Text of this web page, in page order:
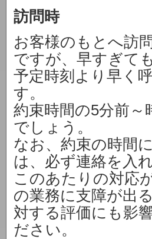
訪問時
お客様のもとへ訪
ですが、早すぎて
予定時刻より早く
す。
約束時間の5分前
でしょう。
なお、約束の時間
は、必ず連絡を入
このあたりの対応
の業務に支障が出
対する評価にも影
ださい。